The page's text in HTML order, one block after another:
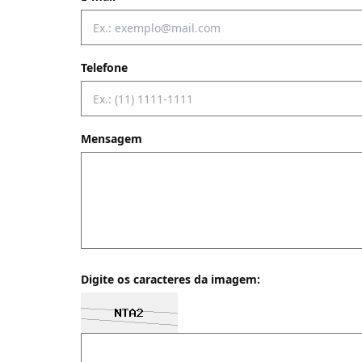
Telefone
Mensagem
Digite os caracteres da imagem: